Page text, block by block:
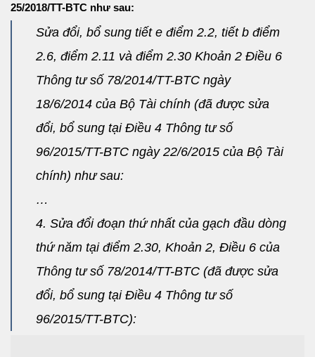
25/2018/TT-BTC như sau:
Sửa đổi, bổ sung tiết e điểm 2.2, tiết b điểm
2.6, điểm 2.11 và điểm 2.30 Khoản 2 Điều 6
Thông tư số 78/2014/TT-BTC ngày
18/6/2014 của Bộ Tài chính (đã được sửa
đổi, bổ sung tại Điều 4 Thông tư số
96/2015/TT-BTC ngày 22/6/2015 của Bộ Tài
chính) như sau:
…
4. Sửa đổi đoạn thứ nhất của gạch đầu dòng
thứ năm tại điểm 2.30, Khoản 2, Điều 6 của
Thông tư số 78/2014/TT-BTC (đã được sửa
đổi, bổ sung tại Điều 4 Thông tư số
96/2015/TT-BTC):